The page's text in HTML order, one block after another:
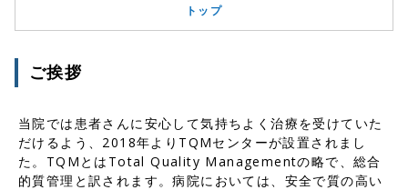
トップ
ご挨拶
当院では患者さんに安心して気持ちよく治療を受けていた
だけるよう、2018年よりTQMセンターが設置されまし
た。TQMとはTotal Quality Managementの略で、総合
的質管理と訳されます。病院においては、安全で質の高い